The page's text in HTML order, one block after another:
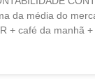
da média do
+ café da manhã